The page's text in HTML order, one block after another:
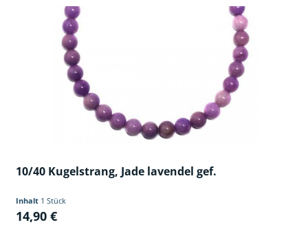
10/40 Kugelstrang, Jade lavendel gef.
Inhalt 1 Stück
14,90 €